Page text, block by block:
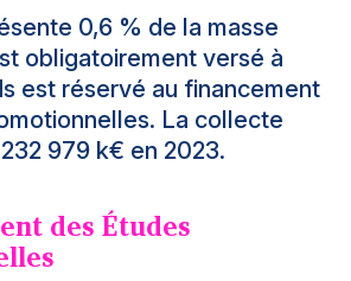
0,6 % de la masse
obligatoirement versé à
est réservé au financement
La collecte
979 k€ en 2023.
des Études